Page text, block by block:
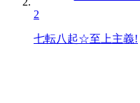
2
七転八起☆至上主義!